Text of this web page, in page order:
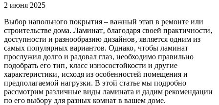
2 июня 2025
Выбор напольного покрытия – важный этап в ремонте или
строительстве дома. Ламинат‚ благодаря своей практичности‚
доступности и разнообразию дизайнов‚ является одним из
самых популярных вариантов. Однако‚ чтобы ламинат
прослужил долго и радовал глаз‚ необходимо правильно
подобрать его тип‚ класс износостойкости и другие
характеристики‚ исходя из особенностей помещения и
предполагаемой нагрузки. В этой статье мы подробно
рассмотрим различные виды ламината и дадим рекомендации
по его выбору для разных комнат в вашем доме.